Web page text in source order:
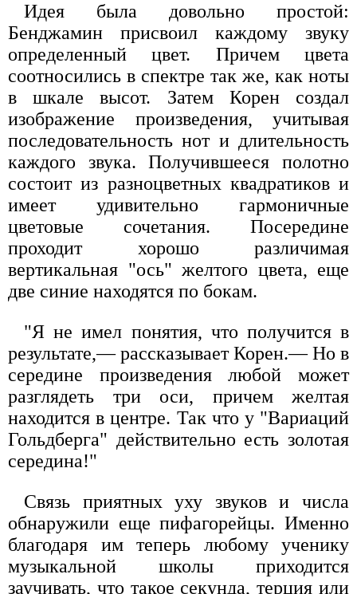
Идея была довольно простой:
Бенджамин присвоил каждому звуку
определенный цвет. Причем цвета
соотносились в спектре так же, как ноты
в шкале высот. Затем Корен создал
изображение произведения, учитывая
последовательность нот и длительность
каждого звука. Получившееся полотно
состоит из разноцветных квадратиков и
имеет удивительно гармоничные
цветовые сочетания. Посередине
проходит хорошо различимая
вертикальная "ось" желтого цвета, еще
две синие находятся по бокам.
"Я не имел понятия, что получится в
результате,— рассказывает Корен.— Но в
середине произведения любой может
разглядеть три оси, причем желтая
находится в центре. Так что у "Вариаций
Гольдберга" действительно есть золотая
середина!"
Связь приятных уху звуков и числа
обнаружили еще пифагорейцы. Именно
благодаря им теперь любому ученику
музыкальной школы приходится
заучивать, что такое секунда, терция или